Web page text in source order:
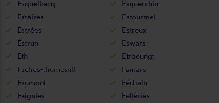
Esquelbecq
Esquerchin
Estaires
Estourmel
Estrées
Estreux
Estrun
Eswars
Eth
Etroeungt
Faches-thumesnil
Famars
Faumont
Féchain
Feignies
Felleries